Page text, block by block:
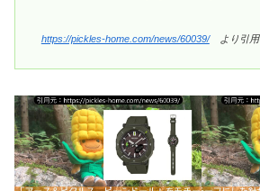
https://pickles-home.com/news/60039/より引用